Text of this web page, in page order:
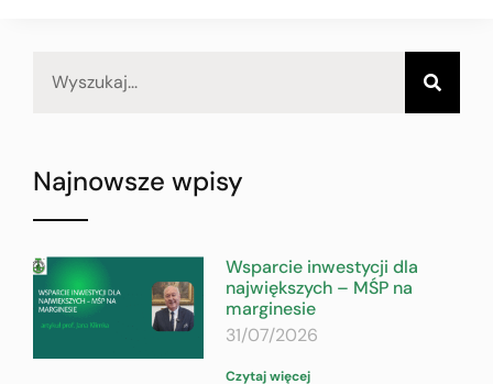
Najnowsze wpisy
Wsparcie inwestycji dla
największych – MŚP na
marginesie
31/07/2026
Czytaj więcej